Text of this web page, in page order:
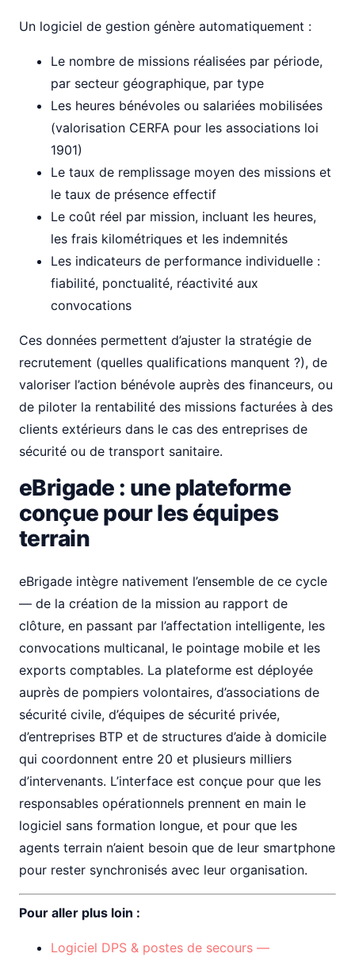
Un logiciel de gestion génère automatiquement :
Le nombre de missions réalisées par période,
par secteur géographique, par type
Les heures bénévoles ou salariées mobilisées
(valorisation CERFA pour les associations loi
1901)
Le taux de remplissage moyen des missions et
le taux de présence effectif
Le coût réel par mission, incluant les heures,
les frais kilométriques et les indemnités
Les indicateurs de performance individuelle :
fiabilité, ponctualité, réactivité aux
convocations
Ces données permettent d’ajuster la stratégie de
recrutement (quelles qualifications manquent ?), de
valoriser l’action bénévole auprès des financeurs, ou
de piloter la rentabilité des missions facturées à des
clients extérieurs dans le cas des entreprises de
sécurité ou de transport sanitaire.
eBrigade : une plateforme
conçue pour les équipes
terrain
eBrigade intègre nativement l’ensemble de ce cycle
— de la création de la mission au rapport de
clôture, en passant par l’affectation intelligente, les
convocations multicanal, le pointage mobile et les
exports comptables. La plateforme est déployée
auprès de pompiers volontaires, d’associations de
sécurité civile, d’équipes de sécurité privée,
d’entreprises BTP et de structures d’aide à domicile
qui coordonnent entre 20 et plusieurs milliers
d’intervenants. L’interface est conçue pour que les
responsables opérationnels prennent en main le
logiciel sans formation longue, et pour que les
agents terrain n’aient besoin que de leur smartphone
pour rester synchronisés avec leur organisation.
Pour aller plus loin :
Logiciel DPS & postes de secours —